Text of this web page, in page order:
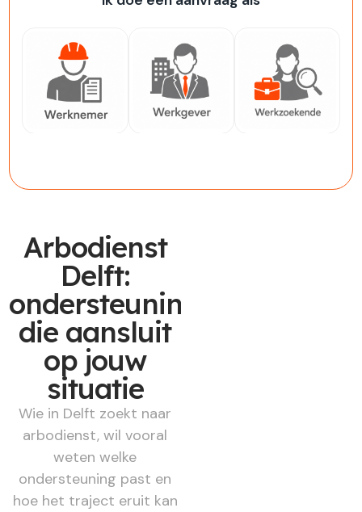
Arbodienst
Delft:
ondersteuning
die aansluit
op jouw
situatie
Wie in Delft zoekt naar
arbodienst, wil vooral
weten welke
ondersteuning past en
hoe het traject eruit kan